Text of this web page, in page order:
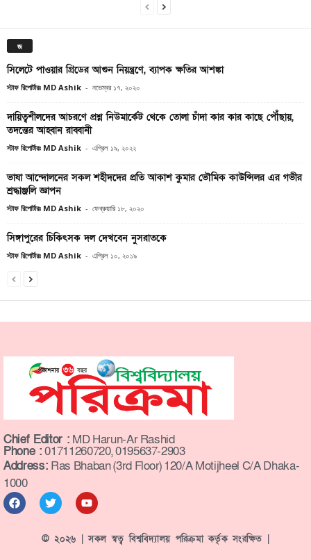
জ
সিলেটে পাওয়ার গ্রিডের আগুন নিয়ন্ত্রণে, ব্যাপক ক্ষতির আশঙ্কা
স্টাফ রিপোর্টারঃ MD Ashik - নভেম্বর ১৭, ২০২০
দায়িত্বশীলদের আচরণে প্রশ্ন নিউমার্কেট থেকে তোলা চাঁদা কার কার কাছে পৌঁছায়,
তদন্তের আহ্বান রাব্বানী
স্টাফ রিপোর্টারঃ MD Ashik - এপ্রিল ১৯, ২০২২
ভাষা আন্দোলনের সকল শহীদদের প্রতি আকাশ কুমার ভৌমিক কাউন্সিলর এর গভীর
শ্রদ্ধাঞ্জলি জ্ঞাপন
স্টাফ রিপোর্টারঃ MD Ashik - ফেব্রুয়ারি ১৮, ২০২০
সিঙ্গাপুরের চিকিৎসক দল দেখবেন নুসরাতকে
স্টাফ রিপোর্টারঃ MD Ashik - এপ্রিল ১০, ২০১৯
Chief Editor : MD Harun-Ar Rashid
Phone :01711260720, 0195637-2903
Address: Ras Bhaban (3rd Floor) 120/A Motijheel C/A Dhaka-
1000
© ২০২৬ | সকল স্বত্ব বিশ্ববিদ্যালয় পরিক্রমা কর্তৃক সংরক্ষিত |